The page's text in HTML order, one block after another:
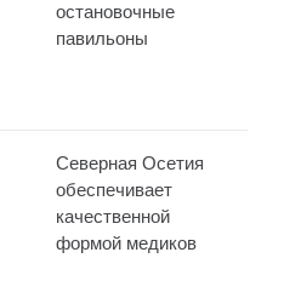
остановочные
павильоны
Северная Осетия
обеспечивает
качественной
формой медиков